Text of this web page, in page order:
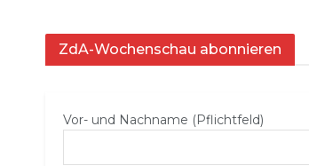
ZdA-Wochenschau abonnieren
Vor- und Nachname (Pflichtfeld)